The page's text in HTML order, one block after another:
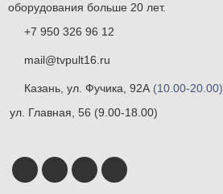
оборудования больше 20 лет.
+7 950 326 96 12
mail@tvpult16.ru
Казань, ул. Фучика, 92А (10.00-20.00)
ул. Главная, 56 (9.00-18.00)